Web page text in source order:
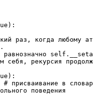
раз, когда любому
равнозначно
себя, рекурсия
присваивание в